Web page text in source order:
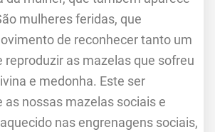
mulheres feridas, que
de reconhecer tanto um
as mazelas que sofreu
e medonha. Este ser
nossas mazelas sociais e
nas engrenagens sociais,